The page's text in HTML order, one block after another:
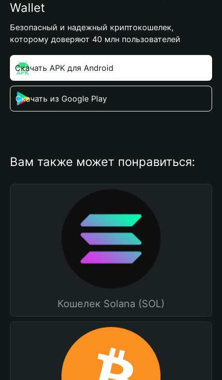
Wallet
Безопасный и надежный криптокошелек,
которому доверяют 40 млн пользователей
Скачать APK для Android
Скачать из Google Play
Вам также может понравиться:
Кошелек Solana (SOL)